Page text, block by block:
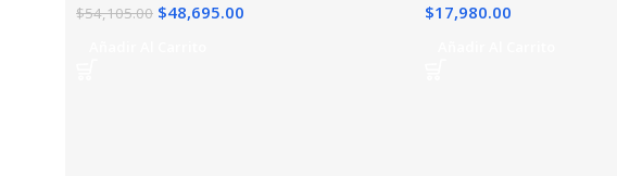
$54,105.00 $48,695.00
$17,980.00